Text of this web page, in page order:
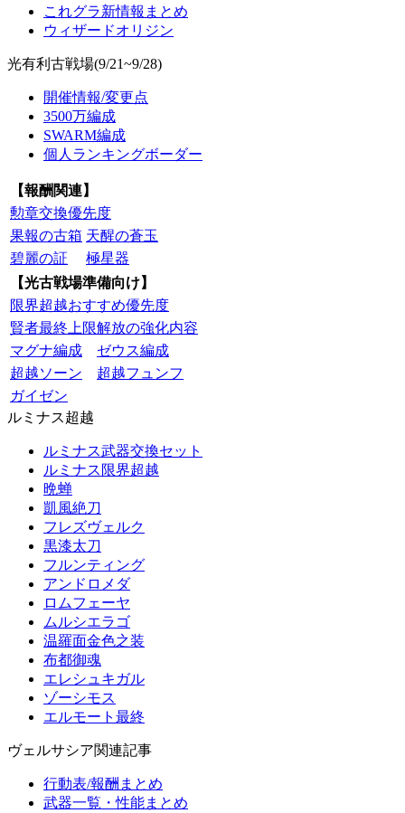
これグラ新情報まとめ
ウィザードオリジン
光有利古戦場(9/21~9/28)
開催情報/変更点
3500万編成
SWARM編成
個人ランキングボーダー
【報酬関連】
勲章交換優先度
果報の古箱 天醒の蒼玉
碧麗の証
極星器
【光古戦場準備向け】
限界超越おすすめ優先度
賢者最終上限解放の強化内容
マグナ編成
ゼウス編成
超越ソーン
超越フュンフ
ガイゼン
ルミナス超越
ルミナス武器交換セット
ルミナス限界超越
晩蝉
凱風絶刀
フレズヴェルク
黒漆太刀
フルンティング
アンドロメダ
ロムフェーヤ
ムルシエラゴ
温羅面金色之装
布都御魂
エレシュキガル
ゾーシモス
エルモート最終
ヴェルサシア関連記事
行動表/報酬まとめ
武器一覧・性能まとめ